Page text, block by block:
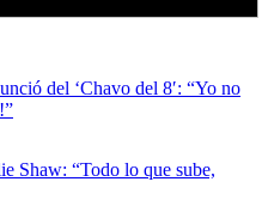
del ‘Chavo del 8′: “Yo no
Shaw: “Todo lo que sube,